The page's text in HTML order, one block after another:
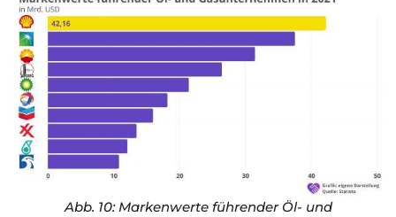
Abb. 10: Markenwerte führender Öl- und